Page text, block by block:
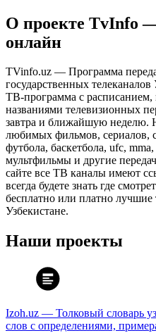
О проекте TvInfo
онлайн
TVinfo.uz — Программа
государственных телеканалов
ТВ-программа с расписанием,
названиями телевизионных
завтра и ближайшую неделю.
любимых фильмов, сериалов,
футбола, баскетбола, ufc,
мультфильмы и другие
сайте все ТВ каналы имеют
всегда будете знать где
бесплатно или платно
Узбекистане.
Наши проекты
Izoh.uz — Толковый словарь
слов с определениями,